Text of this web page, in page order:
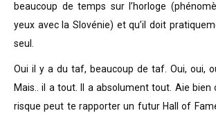
beaucoup de temps sur l’horloge
yeux avec la Slovénie) et qu’il doit
seul.
Oui il y a du taf, beaucoup de taf. Oui, oui,
Mais.. il a tout. Il a absolument tout. Aie bien
risque peut te rapporter un futur Hall of